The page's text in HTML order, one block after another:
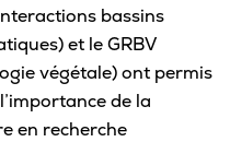
bassins
et le GRBV
végétale) ont permis
de la
en recherche